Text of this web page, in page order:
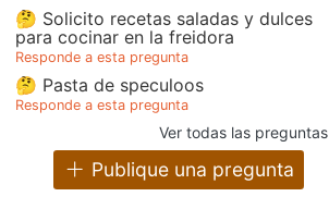
🤔 Solicito recetas saladas y dulces
para cocinar en la freidora
Responde a esta pregunta
🤔 Pasta de speculoos
Responde a esta pregunta
Ver todas las preguntas
Publique una pregunta